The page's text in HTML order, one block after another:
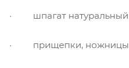
· шпагат натуральный
· прищепки, ножницы